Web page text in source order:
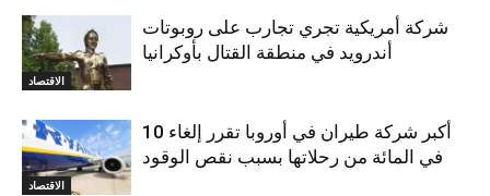
الاقتصاد
شركة أمريكية تجري تجارب على روبوتات
أندرويد في منطقة القتال بأوكرانيا
الاقتصاد
أكبر شركة طيران في أوروبا تقرر إلغاء 10
في المائة من رحلاتها بسبب نقص الوقود